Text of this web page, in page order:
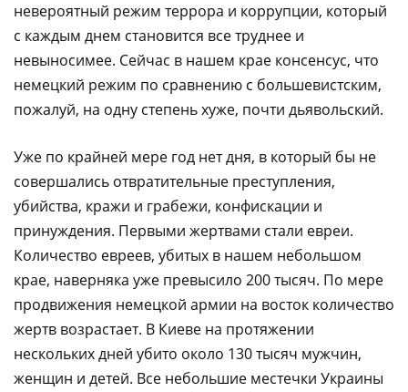
невероятный режим террора и коррупции, который
с каждым днем становится все труднее и
невыносимее. Сейчас в нашем крае консенсус, что
немецкий режим по сравнению с большевистским,
пожалуй, на одну степень хуже, почти дьявольский.
Уже по крайней мере год нет дня, в который бы не
совершались отвратительные преступления,
убийства, кражи и грабежи, конфискации и
принуждения. Первыми жертвами стали евреи.
Количество евреев, убитых в нашем небольшом
крае, наверняка уже превысило 200 тысяч. По мере
продвижения немецкой армии на восток количество
жертв возрастает. В Киеве на протяжении
нескольких дней убито около 130 тысяч мужчин,
женщин и детей. Все небольшие местечки Украины